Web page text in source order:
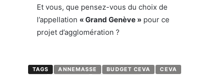
Et vous, que pensez-vous du choix de
l’appellation « Grand Genève » pour ce
projet d’agglomération ?
TAGS ANNEMASSE BUDGET CEVA
CEVA